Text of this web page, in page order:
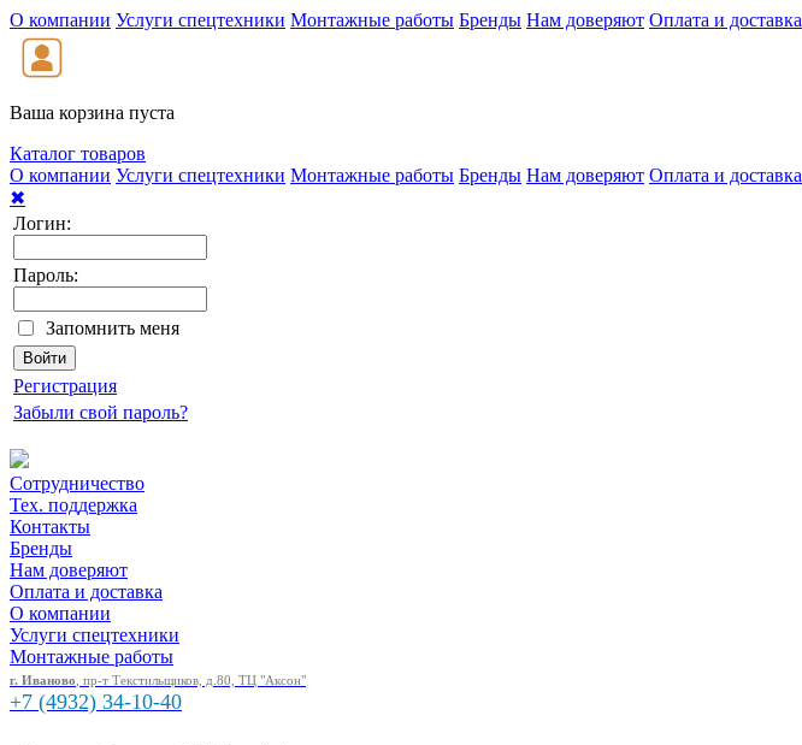
О компании Услуги спецтехники Монтажные работы Бренды Нам доверяют Оплата и доставка
Ваша корзина пуста
Каталог товаров
О компании Услуги спецтехники Монтажные работы Бренды Нам доверяют Оплата и доставка
✖
Логин:
Пароль:
Запомнить меня
Регистрация
Забыли свой пароль?
Сотрудничество
Тех. поддержка
Контакты
Бренды
Нам доверяют
Оплата и доставка
О компании
Услуги спецтехники
Монтажные работы
г. Иваново , пр-т Текстильщиков, д.80, ТЦ "Аксон"
+7 (4932) 34-10-40